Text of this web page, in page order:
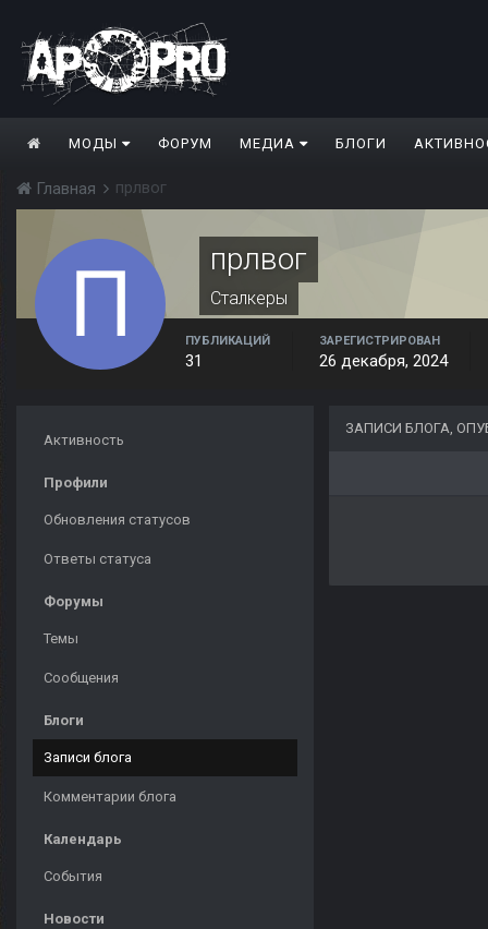
МОДЫ ФОРУМ МЕДИА БЛОГИ
Главная прлвог
прлвог
Сталкеры
ПУБЛИКАЦИЙ
31
ЗАРЕГИСТРИРОВАН
26 декабря, 2024
Активность
Профили
Обновления статусов
Ответы статуса
Форумы
Темы
Сообщения
Блоги
Записи блога
Комментарии блога
Календарь
События
Новости
ЗАПИСИ БЛОГА,